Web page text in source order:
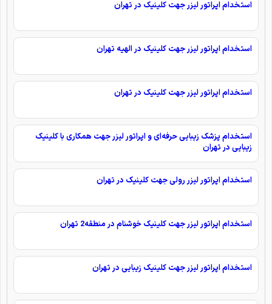
استخدام اپراتور لیزر جهت کلینیک در تهران
استخدام اپراتور لیزر جهت کلینیک در الهیه تهران
استخدام اپراتور لیزر جهت کلینیک در تهران
استخدام پزشک زیبایی حرفه‌ای و اپراتور لیزر جهت همکاری با کلینیک
زیبایی در تهران
استخدام اپراتور لیزر رولی جهت کلینیک در تهران
استخدام اپراتور لیزر جهت کلینیک خوشنام در منطقه2 تهران
استخدام اپراتور لیزر جهت کلینیک زیبایی در تهران